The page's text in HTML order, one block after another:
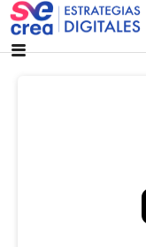
Saltar
contenido
SeCrea
AGENCIA DE MARKETING DIGITAL